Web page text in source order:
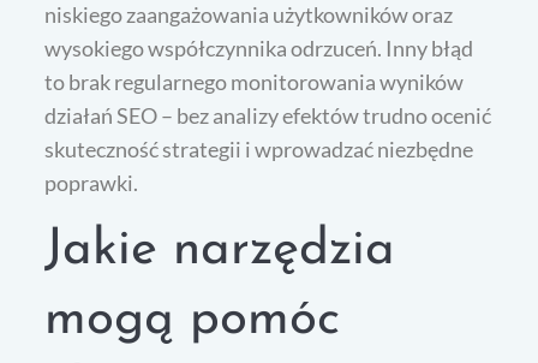
niskiego zaangażowania użytkowników oraz
wysokiego współczynnika odrzuceń. Inny błąd
to brak regularnego monitorowania wyników
działań SEO – bez analizy efektów trudno ocenić
skuteczność strategii i wprowadzać niezbędne
poprawki.
Jakie narzędzia
mogą pomóc